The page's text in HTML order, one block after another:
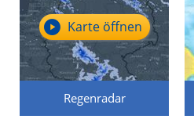
Regenradar
Karte öffnen